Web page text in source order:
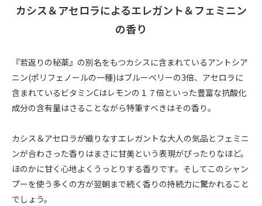
カシス＆アセロラによるエレガント＆フェミニン
の香り
『若返りの秘薬』の別名をもつカシスに含まれているアントシア
ニン(ポリフェノールの一種)はブルーベリーの3倍、アセロラに
含まれているビタミンCはレモンの１７倍といった豊富な抗酸化
成分の含有量はさることながら特筆すべきはその香り。
カシス＆アセロラが織りなすエレガントな大人の気品とフェミニ
ンが合わさった香りはまさに甘美という表現がぴったりなほど。
ほのかに甘く心地よくうっとりする香りです。そしてこのシャン
プーを使う多くの方が翌朝まで続く香りの持続力に驚かれること
でしょう。